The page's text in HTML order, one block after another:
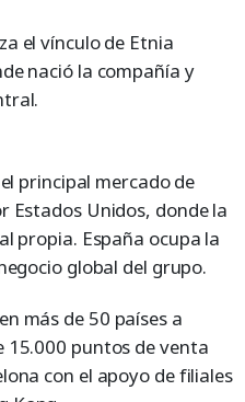
el vínculo de Etnia
nació la compañía y
principal mercado de
Estados Unidos, donde la
propia. España ocupa la
global del grupo.
más de 50 países a
15.000 puntos de venta
con el apoyo de filiales